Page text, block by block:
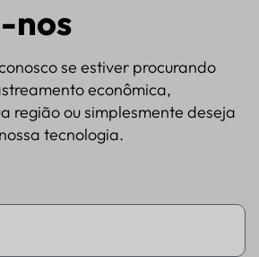
nos
se estiver procurando
econômica,
região ou simplesmente deseja
tecnologia.